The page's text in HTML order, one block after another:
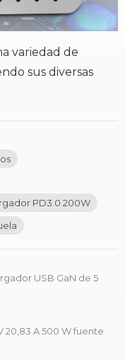
variedad de
sus diversas
PD3.0 200W
USB GaN de 5
20,83 A 500 W fuente